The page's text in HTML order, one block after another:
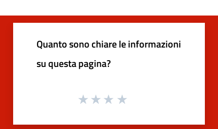
Quanto sono chiare le informazioni
su questa pagina?